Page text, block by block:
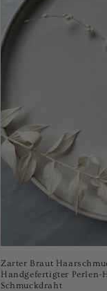
Zarter Braut
Handgefertigter Perlen-
Schmuckdraht